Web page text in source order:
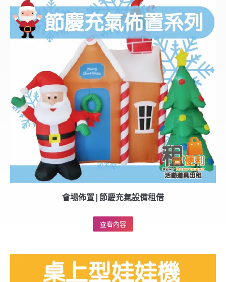
會場佈置|節慶充氣設備租借
查看內容